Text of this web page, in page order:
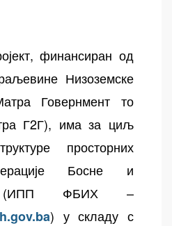
финансиран од
Низоземске
Говернмент то
Г2Г), има за циљ
просторних
Босне и
(ИПП ФБИХ –
) у складу с